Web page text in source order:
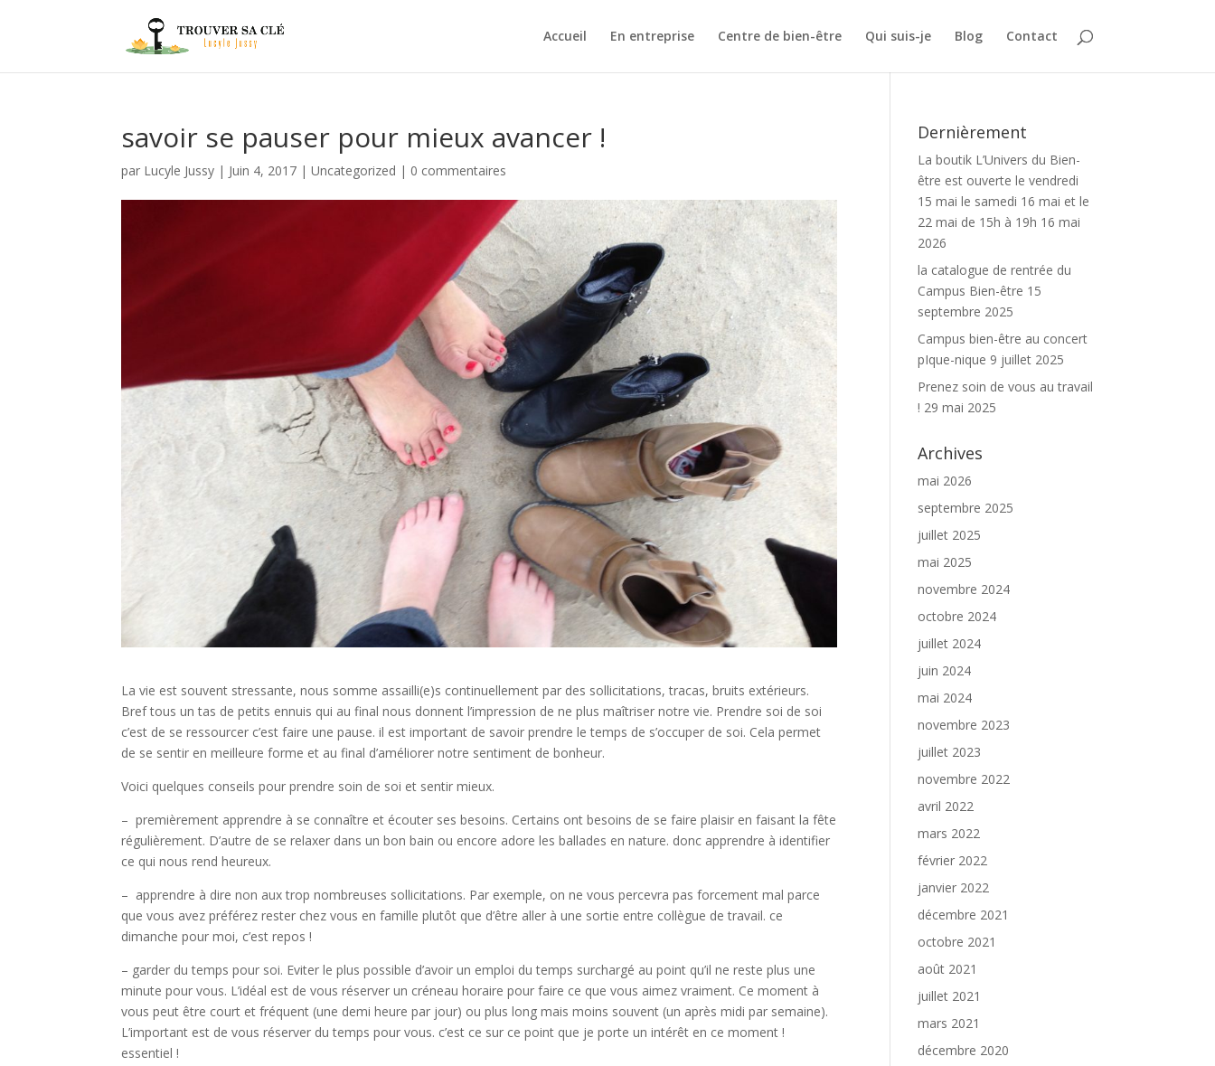
Accueil En entreprise Centre de bien-être Qui suis-je Blog Contact
savoir se pauser pour mieux avancer !
par Lucyle Jussy | Juin 4, 2017 |Uncategorized | 0 commentaires
La vie est souvent stressante, nous somme assailli(e)s continuellement par des sollicitations, tracas, bruits extérieurs.
Bref tous un tas de petits ennuis qui au final nous donnent l’impression de ne plus maîtriser notre vie. Prendre soi de soi
c’est de se ressourcer c’est faire une pause. il est important de savoir prendre le temps de s’occuper de soi. Cela permet
de se sentir en meilleure forme et au final d’améliorer notre sentiment de bonheur.
Voici quelques conseils pour prendre soin de soi et sentir mieux.
– premièrement apprendre à se connaître et écouter ses besoins. Certains ont besoins de se faire plaisir en faisant la fête
régulièrement. D’autre de se relaxer dans un bon bain ou encore adore les ballades en nature. donc apprendre à identifier
ce qui nous rend heureux.
– apprendre à dire non aux trop nombreuses sollicitations. Par exemple, on ne vous percevra pas forcement mal parce
que vous avez préférez rester chez vous en famille plutôt que d’être aller à une sortie entre collègue de travail. ce
dimanche pour moi, c’est repos !
– garder du temps pour soi. Eviter le plus possible d’avoir un emploi du temps surchargé au point qu’il ne reste plus une
minute pour vous. L’idéal est de vous réserver un créneau horaire pour faire ce que vous aimez vraiment. Ce moment à
vous peut être court et fréquent (une demi heure par jour) ou plus long mais moins souvent (un après midi par semaine).
L’important est de vous réserver du temps pour vous. c’est ce sur ce point que je porte un intérêt en ce moment !
essentiel !
Dernièrement
La boutik L’Univers du Bien-
être est ouverte le vendredi
15 mai le samedi 16 mai et le
22 mai de 15h à 19h 16 mai
2026
la catalogue de rentrée du
Campus Bien-être 15
septembre 2025
Campus bien-être au concert
pIque-nique 9 juillet 2025
Prenez soin de vous au travail
! 29 mai 2025
Archives
mai 2026
septembre 2025
juillet 2025
mai 2025
novembre 2024
octobre 2024
juillet 2024
juin 2024
mai 2024
novembre 2023
juillet 2023
novembre 2022
avril 2022
mars 2022
février 2022
janvier 2022
décembre 2021
octobre 2021
août 2021
juillet 2021
mars 2021
décembre 2020